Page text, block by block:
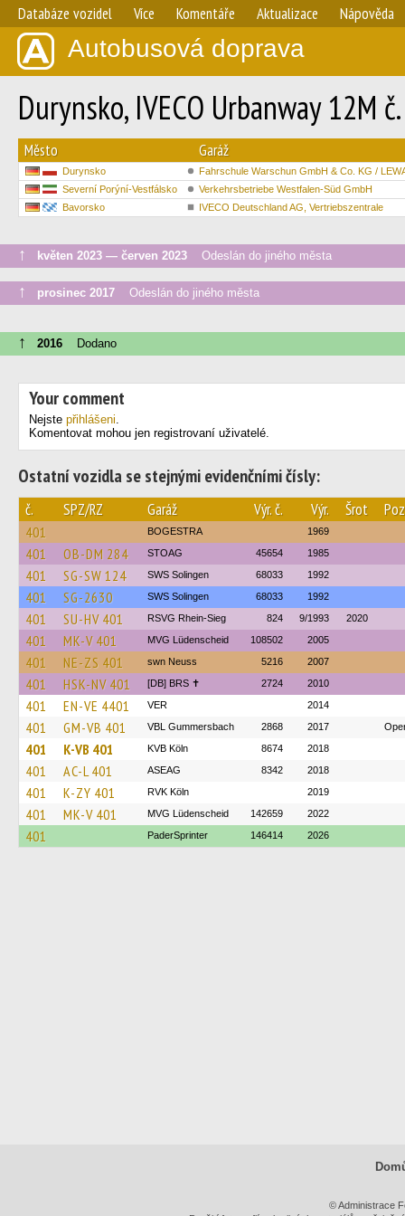
Databáze vozidel Více Komentáře Aktualizace Nápověda
Autobusová doprava
Durynsko, IVECO Urbanway 12M
Město Garáž
Durynsko
Fahrschule Warschun GmbH & Co. KG /
Severní Porýní-Vestfálsko
Verkehrsbetriebe Westfalen-Süd GmbH
Bavorsko
IVECO Deutschland AG, Vertriebszentrale
↑ květen 2023 — červen 2023 Odeslán do jiného města
↑ prosinec 2017 Odeslán do jiného města
↑ 2016 Dodano
Your comment
Nejste přihlášeni.
Komentovat mohou jen registrovaní uživatelé.
Ostatní vozidla se stejnými evidenčními čísly:
č. SPZ/RZ Garáž Výr. č. Výr. Šrot
401 BOGESTRA 1969
401 OB-DM 284 STOAG 45654 1985
401 SG-SW 124 SWS Solingen 68033 1992
401 SG-2630 SWS Solingen 68033 1992
401 SU-HV 401 RSVG Rhein-Sieg 824 9/1993 2020
401 MK-V 401 MVG Lüdenscheid 108502 2005
401 NE-ZS 401 swn Neuss 5216 2007
401 HSK-NV 401 [DB] BRS ✝︎ 2724 2010
401 EN-VE 4401 VER 2014
401 GM-VB 401 VBL Gummersbach 2868 2017
401 K-VB 401 KVB Köln 8674 2018
401 AC-L 401 ASEAG 8342 2018
401 K-ZY 401 RVK Köln 2019
401 MK-V 401 MVG Lüdenscheid 142659 2022
401 PaderSprinter 146414 2026
© Administrace